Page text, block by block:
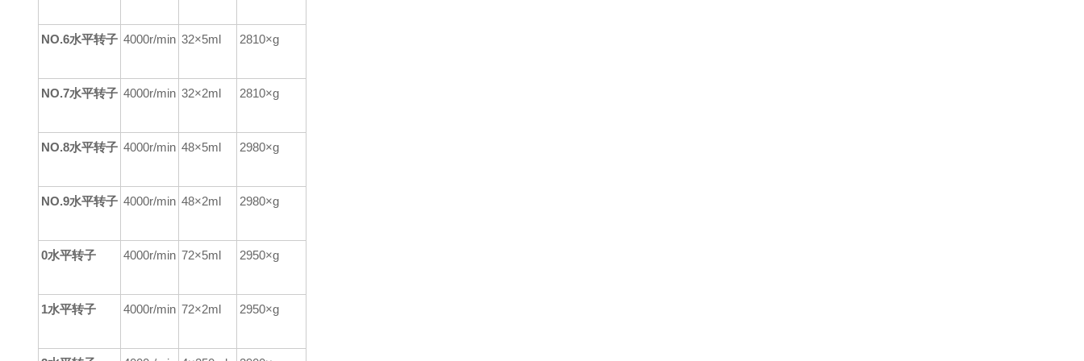
NO.6水平转子 4000r/min 32×5ml 2810×g
NO.7水平转子 4000r/min 32×2ml 2810×g
NO.8水平转子 4000r/min 48×5ml 2980×g
NO.9水平转子 4000r/min 48×2ml 2980×g
0水平转子 4000r/min 72×5ml 2950×g
1水平转子 4000r/min 72×2ml 2950×g